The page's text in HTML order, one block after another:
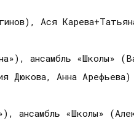
Ася
ансамбль «Школы»
Дюкова, Анна Арефьева)
ансамбль «Школы»